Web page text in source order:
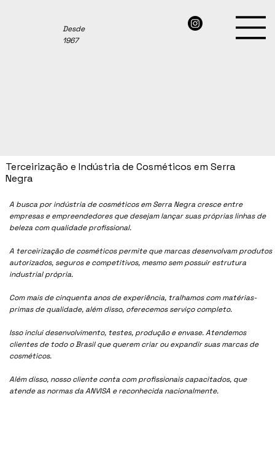
Desde
1967
A busca por indústria de cosméticos em Serra Negra cresce entre
empresas e empreendedores que desejam lançar suas próprias linhas de
beleza com qualidade profissional.
A terceirização de cosméticos permite que marcas desenvolvam produtos
autorizados, seguros e competitivos, mesmo sem possuir estrutura
industrial própria.
Com mais de cinquenta anos de experiência, tralhamos com matérias-
primas de qualidade, além disso, oferecemos serviço completo.
Isso inclui desenvolvimento, testes, produção e envase. Atendemos
clientes de todo o Brasil que querem criar ou expandir suas marcas de
cosméticos.
Além disso, nosso cliente conta com profissionais capacitados, que
atende as normas da ANVISA e reconhecida nacionalmente.
Terceirização e Indústria de Cosméticos em Serra
Negra